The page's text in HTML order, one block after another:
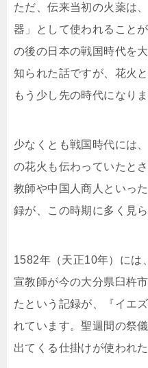
ただ、伝来当初の火薬は
器」として使われること
の後の日本の戦国時代を
知られた話ですが、花火
もう少し先の時代になりま
少なくとも戦国時代には
の花火も伝わっていたと
教師や中国人商人といっ
録が、この時期に多く見
1582年（天正10年）には
宣教師が今の大分県臼杵
たという記録が、『イエ
れています。聖週間の祭
出てくる仕掛けが使われ